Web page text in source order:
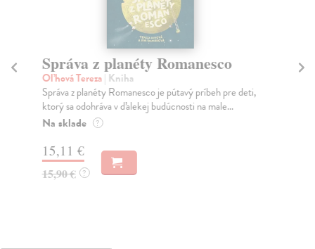
Správa z planéty Romanesco
Oľhová Tereza| Kniha
Správa z planéty Romanesco je pútavý príbeh pre deti,
ktorý sa odohráva v ďalekej budúcnosti na male...
Na sklade ?
15,11 €
15,90 € ?